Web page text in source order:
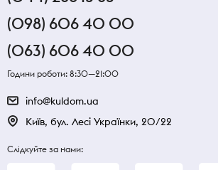
(098) 606 40 00
(063) 606 40 00
Години роботи: 8:30—21:00
info@kuldom.ua
Київ, бул. Лесі Українки, 20/22
Слідкуйте за нами: